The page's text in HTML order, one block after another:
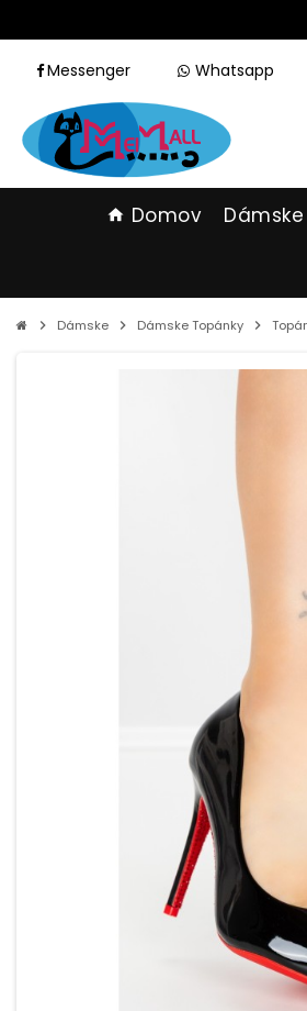
Messenger Whatsapp
home Domov
chevron_right Dámske chevron_right Dámske Topánky chevron_right